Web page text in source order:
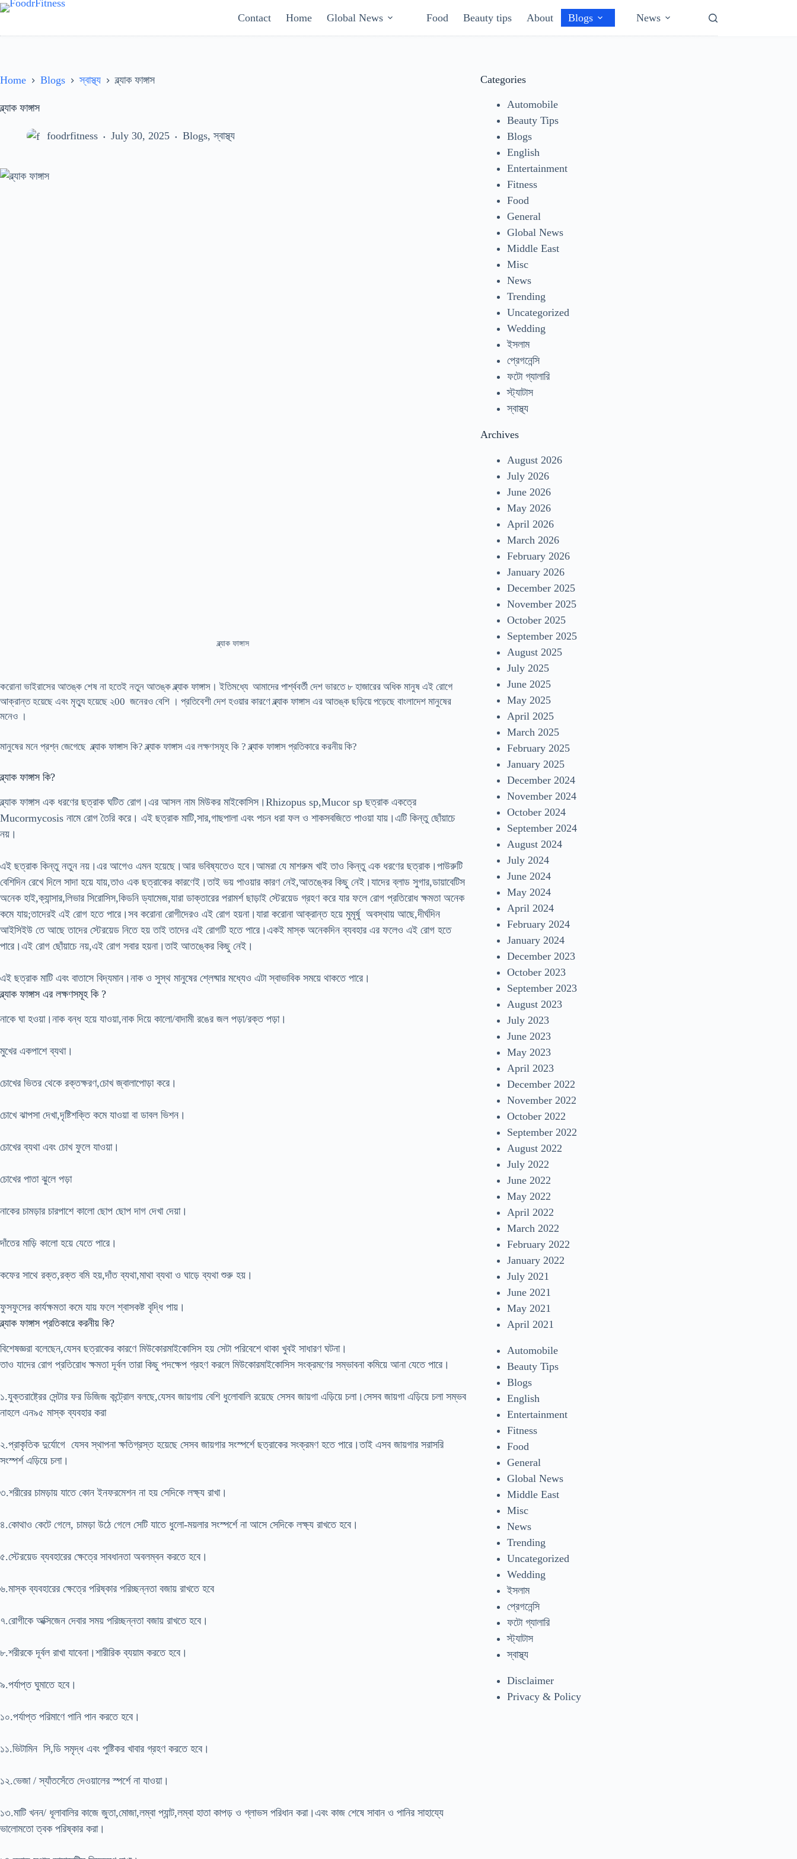
Skip
content
Contact Home Global News Food Beauty tips About Blogs News
Home Blogs স্বাস্থ্য ব্ল্যাক ফাঙ্গাস
ব্ল্যাক ফাঙ্গাস
foodrfitness July 30, 2025 Blogs,স্বাস্থ্য
ব্ল্যাক ফাঙ্গাস
করোনা ভাইরাসের আতঙ্ক শেষ না হতেই নতুন আতঙ্ক ব্ল্যাক ফাঙ্গাস। ইতিমধ্যে আমাদের পার্শ্ববর্তী দেশ ভারতে ৮ হাজারের অধিক মানুষ এই রোগে
আক্রান্ত হয়েছে এবং মৃত্যু হয়েছে ২00 জনেরও বেশি । প্রতিবেশী দেশ হওয়ার কারণে ব্ল্যাক ফাঙ্গাস এর আতঙ্ক ছড়িয়ে পড়েছে বাংলাদেশ মানুষের
মনেও ।
মানুষের মনে প্রশ্ন জেগেছে ব্ল্যাক ফাঙ্গাস কি? ব্ল্যাক ফাঙ্গাস এর লক্ষণসমূহ কি ? ব্ল্যাক ফাঙ্গাস প্রতিকারে করনীয় কি?
ব্ল্যাক ফাঙ্গাস কি?
ব্ল্যাক ফাঙ্গাস এক ধরণের ছত্রাক ঘটিত রোগ।এর আসল নাম মিউকর মাইকোসিস।Rhizopus sp,Mucor sp ছত্রাক একত্রে
Mucormycosis নামে রোগ তৈরি করে। এই ছত্রাক মাটি,সার,গাছপালা এবং পচন ধরা ফল ও শাকসবজিতে পাওয়া যায়।এটি কিন্তু ছোঁয়াচে
নয়।
এই ছত্রাক কিন্তু নতুন নয়।এর আগেও এমন হয়েছে।আর ভবিষ্যতেও হবে।আমরা যে মাশরুম খাই তাও কিন্তু এক ধরণের ছত্রাক।পাউরুটি
বেশিদিন রেখে দিলে সাদা হয়ে যায়,তাও এক ছত্রাকের কারণেই।তাই ভয় পাওয়ার কারণ নেই,আতঙ্কের কিছু নেই।যাদের ব্লাড সুগার,ডায়াবেটিস
অনেক হাই,ক্যান্সার,লিভার সিরোসিস,কিডনি ড্যামেজ,যারা ডাক্তারের পরামর্শ ছাড়াই স্টেরয়েড গ্রহণ করে যার ফলে রোগ প্রতিরোধ ক্ষমতা অনেক
কমে যায়;তাদেরই এই রোগ হতে পারে।সব করোনা রোগীদেরও এই রোগ হয়না।যারা করোনা আক্রান্ত হয়ে মুমূর্ষু অবস্থায় আছে,দীর্ঘদিন
আইসিইউ তে আছে তাদের স্টেরয়েড নিতে হয় তাই তাদের এই রোগটি হতে পারে।একই মাস্ক অনেকদিন ব্যবহার এর ফলেও এই রোগ হতে
পারে।এই রোগ ছোঁয়াচে নয়,এই রোগ সবার হয়না।তাই আতঙ্কের কিছু নেই।
এই ছত্রাক মাটি এবং বাতাসে বিদ্যমান।নাক ও সুস্থ মানুষের শ্লেষ্মার মধ্যেও এটা স্বাভাবিক সময়ে থাকতে পারে।
ব্ল্যাক ফাঙ্গাস এর লক্ষণসমূহ কি ?
নাকে ঘা হওয়া।নাক বন্ধ হয়ে যাওয়া,নাক দিয়ে কালো/বাদামী রঙের জল পড়া/রক্ত পড়া।
মুখের একপাশে ব্যথা।
চোখের ভিতর থেকে রক্তক্ষরণ,চোখ জ্বালাপোড়া করে।
চোখে ঝাপসা দেখা,দৃষ্টিশক্তি কমে যাওয়া বা ডাবল ভিশন।
চোখের ব্যথা এবং চোখ ফুলে যাওয়া।
চোখের পাতা ঝুলে পড়া
নাকের চামড়ার চারপাশে কালো ছোপ ছোপ দাগ দেখা দেয়া।
দাঁতের মাড়ি কালো হয়ে যেতে পারে।
কফের সাথে রক্ত,রক্ত বমি হয়,দাঁত ব্যথা,মাথা ব্যথা ও ঘাড়ে ব্যথা শুরু হয়।
ফুসফুসের কার্যক্ষমতা কমে যায় ফলে শ্বাসকষ্ট বৃদ্ধি পায়।
ব্ল্যাক ফাঙ্গাস প্রতিকারে করনীয় কি?
বিশেষজ্ঞরা বলেছেন,যেসব ছত্রাকের কারণে মিউকোরমাইকোসিস হয় সেটা পরিবেশে থাকা খুবই সাধারণ ঘটনা।
তাও যাদের রোগ প্রতিরোধ ক্ষমতা দূর্বল তারা কিছু পদক্ষেপ গ্রহণ করলে মিউকোরমাইকোসিস সংক্রমণের সম্ভাবনা কমিয়ে আনা যেতে পারে।
১.যুক্তরাষ্ট্রের সেন্টার ফর ডিজিজ কন্ট্রোল বলছে,যেসব জায়গায় বেশি ধুলোবালি রয়েছে সেসব জায়গা এড়িয়ে চলা।সেসব জায়গা এড়িয়ে চলা সম্ভব
নাহলে এন৯৫ মাস্ক ব্যবহার করা
২.প্রাকৃতিক দুর্যোগে যেসব স্থাপনা ক্ষতিগ্রস্ত হয়েছে সেসব জায়গার সংস্পর্শে ছত্রাকের সংক্রমণ হতে পারে।তাই এসব জায়গার সরাসরি
সংস্পর্শ এড়িয়ে চলা।
৩.শরীরের চামড়ায় যাতে কোন ইনফরমেশন না হয় সেদিকে লক্ষ্য রাখা।
৪.কোথাও কেটে গেলে, চামড়া উঠে গেলে সেটি যাতে ধুলো-ময়লার সংস্পর্শে না আসে সেদিকে লক্ষ্য রাখতে হবে।
৫.স্টেরয়েড ব্যবহারের ক্ষেত্রে সাবধানতা অবলম্বন করতে হবে।
৬.মাস্ক ব্যবহারের ক্ষেত্রে পরিষ্কার পরিচ্ছন্নতা বজায় রাখতে হবে
৭.রোগীকে অক্সিজেন দেবার সময় পরিচ্ছন্নতা বজায় রাখতে হবে।
৮.শরীরকে দূর্বল রাখা যাবেনা।শারীরিক ব্যয়াম করতে হবে।
৯.পর্যাপ্ত ঘুমাতে হবে।
১০.পর্যাপ্ত পরিমাণে পানি পান করতে হবে।
১১.ভিটামিন সি,ডি সমৃদ্ধ এবং পুষ্টিকর খাবার গ্রহণ করতে হবে।
১২.ভেজা / স্যাঁতসেঁতে দেওয়ালের স্পর্শে না যাওয়া।
১৩.মাটি খনন/ ধূলাবালির কাজে জুতা,মোজা,লম্বা প্যান্ট,লম্বা হাতা কাপড় ও গ্লাভস পরিধান করা।এবং কাজ শেষে সাবান ও পানির সাহায্যে
ভালোমতো ত্বক পরিষ্কার করা।
Categories
Automobile
Beauty Tips
Blogs
English
Entertainment
Fitness
Food
General
Global News
Middle East
Misc
News
Trending
Uncategorized
Wedding
ইসলাম
প্রেগনেন্সি
ফটো গ্যালারি
স্ট্যাটাস
স্বাস্থ্য
Archives
August 2026
July 2026
June 2026
May 2026
April 2026
March 2026
February 2026
January 2026
December 2025
November 2025
October 2025
September 2025
August 2025
July 2025
June 2025
May 2025
April 2025
March 2025
February 2025
January 2025
December 2024
November 2024
October 2024
September 2024
August 2024
July 2024
June 2024
May 2024
April 2024
February 2024
January 2024
December 2023
October 2023
September 2023
August 2023
July 2023
June 2023
May 2023
April 2023
December 2022
November 2022
October 2022
September 2022
August 2022
July 2022
June 2022
May 2022
April 2022
March 2022
February 2022
January 2022
July 2021
June 2021
May 2021
April 2021
Automobile
Beauty Tips
Blogs
English
Entertainment
Fitness
Food
General
Global News
Middle East
Misc
News
Trending
Uncategorized
Wedding
ইসলাম
প্রেগনেন্সি
ফটো গ্যালারি
স্ট্যাটাস
স্বাস্থ্য
Disclaimer
Privacy & Policy